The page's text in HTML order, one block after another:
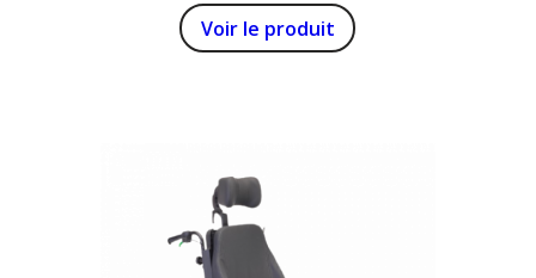
Voir le produit